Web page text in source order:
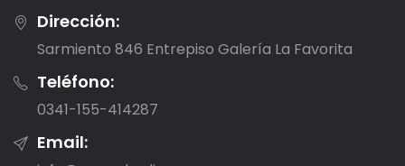
Dirección:
Sarmiento 846 Entrepiso Galería La Favorita
Teléfono:
0341-155-414287
Email: